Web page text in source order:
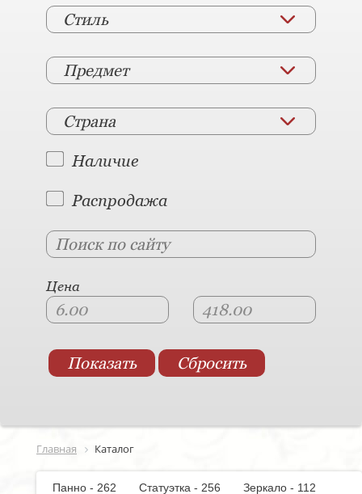
Стиль
Предмет
Страна
Наличие
Распродажа
Цена
Главная Каталог
Панно - 262 Статуэтка - 256
Зеркало - 112